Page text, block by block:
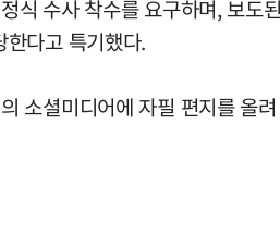
식 수사 착수를 요구하며, 보
다고 특기했다.
소셜미디어에 자필 편지를 올